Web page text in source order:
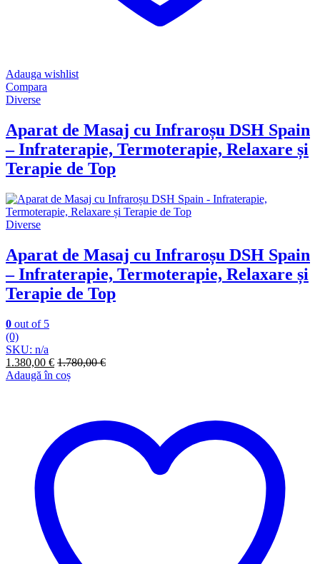
Adauga wishlist
Compara
Diverse
Aparat de Masaj cu Infraroșu DSH Spain
– Infraterapie, Termoterapie, Relaxare și
Terapie de Top
Diverse
Aparat de Masaj cu Infraroșu DSH Spain
– Infraterapie, Termoterapie, Relaxare și
Terapie de Top
0 out of 5
(0)
SKU: n/a
1.380,00 € 1.780,00€
Adaugă în coș